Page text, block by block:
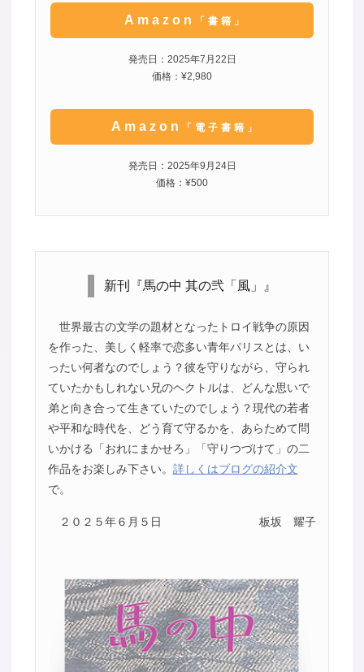
Amazon 「書籍」
発売日：2025年7月22日
価格：¥2,980
Amazon 「電子書籍」
発売日：2025年9月24日
価格：¥500
新刊『馬の中 其の弐「風」』
世界最古の文学の題材となったトロイ戦争の原因
を作った、美しく軽率で恋多い青年パリスとは、い
ったい何者なのでしょう？彼を守りながら、守られ
ていたかもしれない兄のヘクトルは、どんな思いで
弟と向き合って生きていたのでしょう？現代の若者
や平和な時代を、どう育て守るかを、あらためて問
いかける「おれにまかせろ」「守りつづけて」の二
作品をお楽しみ下さい。 詳しくはブログの紹介文
で。
２０２５年６月５日 板坂 耀子